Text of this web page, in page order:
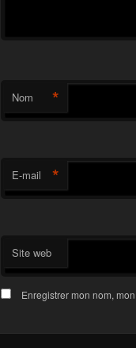
Nom *
E-mail *
Site web
Enregistrer mon nom,